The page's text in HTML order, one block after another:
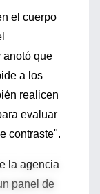
el cuerpo
anotó que
a los
realicen
evaluar
contraste".
la agencia
panel de